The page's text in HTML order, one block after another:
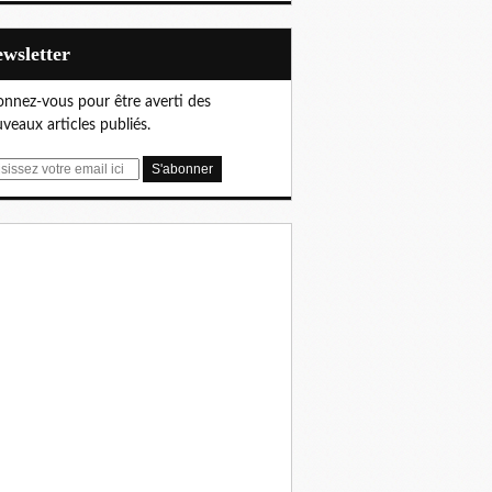
vous pour être averti des
articles publiés.